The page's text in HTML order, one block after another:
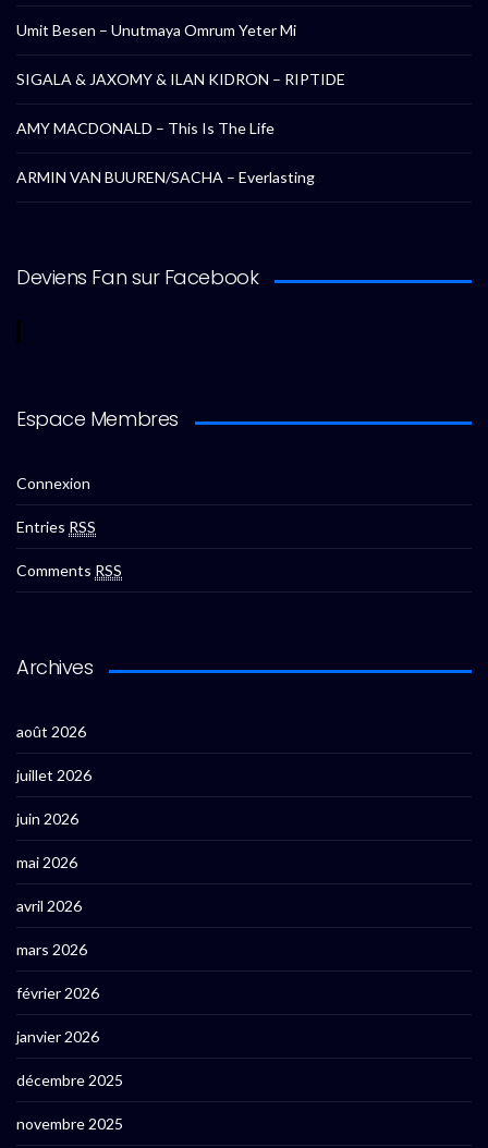
Umit Besen – Unutmaya Omrum Yeter Mi
SIGALA & JAXOMY & ILAN KIDRON – RIPTIDE
AMY MACDONALD – This Is The Life
ARMIN VAN BUUREN/SACHA – Everlasting
Deviens Fan sur Facebook
Espace Membres
Connexion
Entries RSS
Comments RSS
Archives
août 2026
juillet 2026
juin 2026
mai 2026
avril 2026
mars 2026
février 2026
janvier 2026
décembre 2025
novembre 2025